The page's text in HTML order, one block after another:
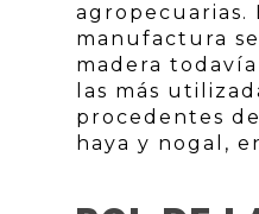
agropecuarias.
manufactura
madera
las más
procedentes
haya y nogal,